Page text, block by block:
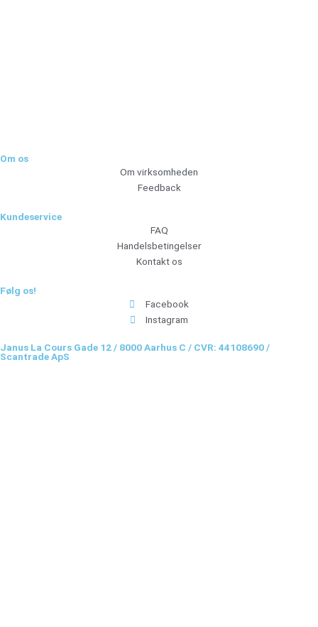
Om os
Om virksomheden
Feedback
Kundeservice
FAQ
Handelsbetingelser
Kontakt os
Følg os!
Facebook
Instagram
Janus La Cours Gade 12 / 8000 Aarhus C / CVR: 44108690 /
Scantrade ApS